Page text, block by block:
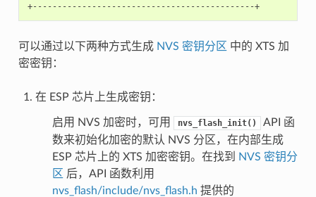
+---------------------------------------------+
可以通过以下两种方式生成 NVS 密钥分区 中的 XTS 加
密密钥：
在 ESP 芯片上生成密钥：
启用 NVS 加密时，可用 nvs_flash_init()
API 函
数来初始化加密的默认 NVS 分区，在内部生成
ESP 芯片上的 XTS 加密密钥。在找到
NVS 密钥分
区 后，API 函数利用
nvs_flash/include/nvs_flash.h 提供的